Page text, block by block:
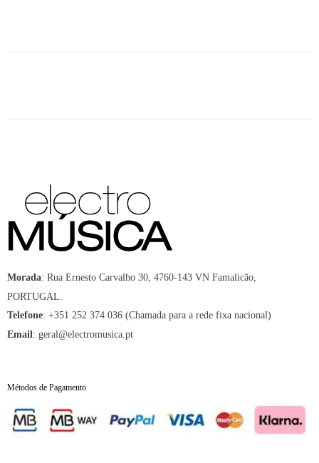
Morada: Rua Ernesto Carvalho 30, 4760-143 VN Famalicão,
PORTUGAL.
Telefone: +351 252 374 036 (Chamada para a rede fixa nacional)
Email: geral@electromusica.pt
Métodos de Pagamento